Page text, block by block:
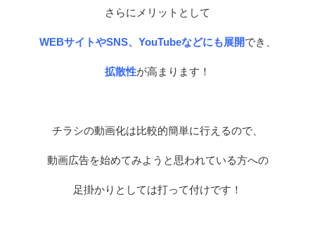
さらにメリットとして
WEBサイトやSNS、YouTubeなどにも展開でき、
拡散性が高まります！
チラシの動画化は比較的簡単に行えるので、
動画広告を始めてみようと思われている方への
足掛かりとしては打って付けです！